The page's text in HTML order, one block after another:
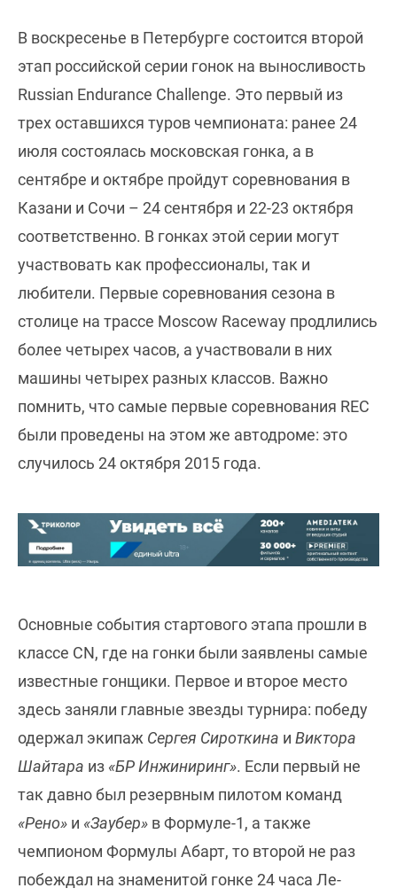
В воскресенье в Петербурге состоится второй
этап российской серии гонок на выносливость
Russian Endurance Challenge. Это первый из
трех оставшихся туров чемпионата: ранее 24
июля состоялась московская гонка, а в
сентябре и октябре пройдут соревнования в
Казани и Сочи – 24 сентября и 22-23 октября
соответственно. В гонках этой серии могут
участвовать как профессионалы, так и
любители. Первые соревнования сезона в
столице на трассе Moscow Raceway продлились
более четырех часов, а участвовали в них
машины четырех разных классов. Важно
помнить, что самые первые соревнования REC
были проведены на этом же автодроме: это
случилось 24 октября 2015 года.
Основные события стартового этапа прошли в
классе CN, где на гонки были заявлены самые
известные гонщики. Первое и второе место
здесь заняли главные звезды турнира: победу
одержал экипаж Сергея Сироткина и Виктора
Шайтара из «БР Инжиниринг». Если первый не
так давно был резервным пилотом команд
«Рено» и «Заубер» в Формуле-1, а также
чемпионом Формулы Абарт, то второй не раз
побеждал на знаменитой гонке 24 часа Ле-